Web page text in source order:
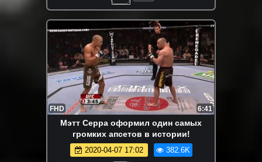
FHD 6:41
Мэтт Серра оформил один самых
громких апсетов в истории!
2020-04-07 17:02 382.6K